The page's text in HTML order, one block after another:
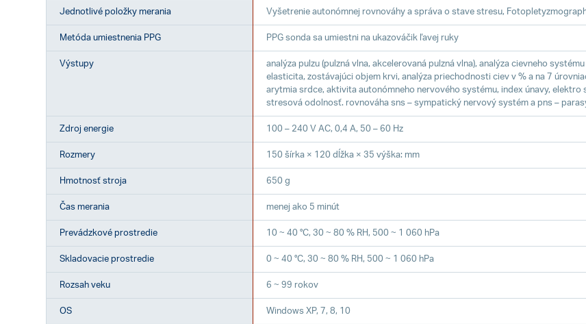
Jednotlivé položky merania Vyšetrenie autonómnej rovnováhy a správa o stave stresu,
Metóda umiestnenia PPG PPG sonda sa umiestni na ukazováčik ľavej ruky
Výstupy
analýza pulzu (pulzná vlna, akcelerovaná pulzná vlna), analýza cievneho
elasticita, zostávajúci objem krvi, analýza priechodnosti ciev v % a na 7
arytmia srdce, aktivita autonómneho nervového systému, index únavy,
stresová odolnosť. rovnováha sns – sympatický nervový systém a pns –
Zdroj energie 100 – 240 V AC, 0,4 A, 50 – 60 Hz
Rozmery 150 šírka × 120 dĺžka × 35 výška: mm
Hmotnosť stroja 650 g
Čas merania menej ako 5 minút
Prevádzkové prostredie 10 ~ 40 °C, 30 ~ 80 % RH, 500 ~ 1 060 hPa
Skladovacie prostredie 0 ~ 40 °C, 30 ~ 80 % RH, 500 ~ 1 060 hPa
Rozsah veku 6 ~ 99 rokov
OS Windows XP, 7, 8, 10